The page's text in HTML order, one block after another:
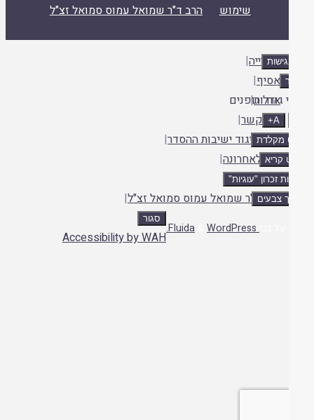
שימוש
הרב ד"ר שמואל עמוס סמואל זצ"ל
ספרייה|
אסיף|
אודות|
צור קשר|
אתר איגוד ישיבות ההסדר|
עלו לאחרונה|
תנאי שימוש|
הרב ד"ר שמואל עמוס סמואל זצ"ל|
&WordPress.
גודל גופנים
מקלדת
זכרון "עוגיות"
צבעים
Accessibility by WAH